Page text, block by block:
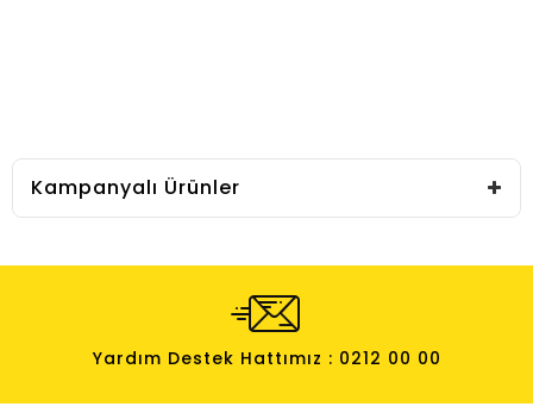
Kampanyalı Ürünler
Yardım Destek Hattımız : 0212 00 00